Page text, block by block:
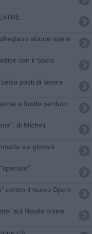
alcune opere
con il Sacro
posti di lavoro
a fondo perduto
di Micheli
sui giovani
contro il nuovo Dpcm
sul Natale online
c'è